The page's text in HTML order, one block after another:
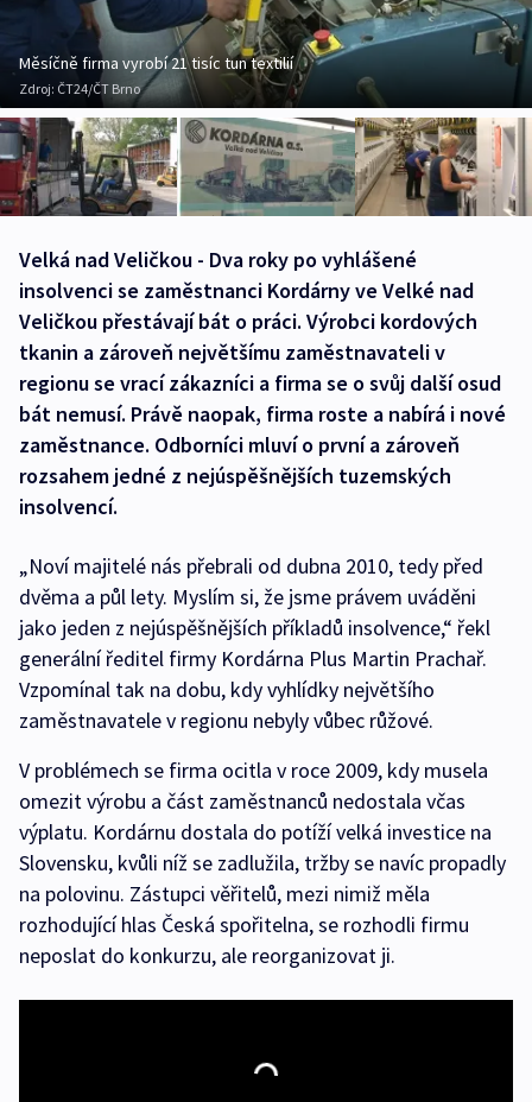
Měsíčně firma vyrobí 21 tisíc tun textilií
Zdroj: ČT24/ČT Brno
Velká nad Veličkou - Dva roky po vyhlášené
insolvenci se zaměstnanci Kordárny ve Velké nad
Veličkou přestávají bát o práci. Výrobci kordových
tkanin a zároveň největšímu zaměstnavateli v
regionu se vrací zákazníci a firma se o svůj další osud
bát nemusí. Právě naopak, firma roste a nabírá i nové
zaměstnance. Odborníci mluví o první a zároveň
rozsahem jedné z nejúspěšnějších tuzemských
insolvencí.
„Noví majitelé nás přebrali od dubna 2010, tedy před
dvěma a půl lety. Myslím si, že jsme právem uváděni
jako jeden z nejúspěšnějších příkladů insolvence,“ řekl
generální ředitel firmy Kordárna Plus Martin Prachař.
Vzpomínal tak na dobu, kdy vyhlídky největšího
zaměstnavatele v regionu nebyly vůbec růžové.
V problémech se firma ocitla v roce 2009, kdy musela
omezit výrobu a část zaměstnanců nedostala včas
výplatu. Kordárnu dostala do potíží velká investice na
Slovensku, kvůli níž se zadlužila, tržby se navíc propadly
na polovinu. Zástupci věřitelů, mezi nimiž měla
rozhodující hlas Česká spořitelna, se rozhodli firmu
neposlat do konkurzu, ale reorganizovat ji.